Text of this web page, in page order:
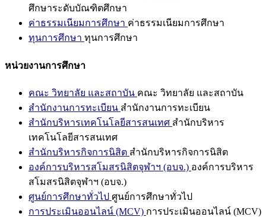
ศึกษาระดับบัณฑิตศึกษา
ค่าธรรมเนียมการศึกษา ค่าธรรมเนียมการศึกษา
ทุนการศึกษา ทุนการศึกษา
หน่วยงานการศึกษา
คณะ วิทยาลัย และสถาบัน คณะ วิทยาลัย และสถาบัน
สำนักงานการทะเบียน สำนักงานการทะเบียน
สำนักบริหารเทคโนโลยีสารสนเทศ สำนักบริหาร
เทคโนโลยีสารสนเทศ
สำนักบริหารกิจการนิสิต สำนักบริหารกิจการนิสิต
องค์การบริหารสโมสรนิสิตจุฬาฯ (อบจ.) องค์การบริหาร
สโมสรนิสิตจุฬาฯ (อบจ.)
ศูนย์การศึกษาทั่วไป ศูนย์การศึกษาทั่วไป
การประเมินออนไลน์ (MCV) การประเมินออนไลน์ (MCV)